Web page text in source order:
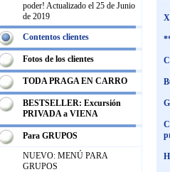
poder! Actualizado el 25 de Junio
de 2019
Contentos clientes
Fotos de los clientes
TODA PRAGA EN CARRO
BESTSELLER: Excursión
PRIVADA a VIENA
Para GRUPOS
NUEVO: MENÚ PARA
GRUPOS